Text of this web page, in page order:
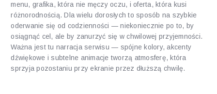
menu, grafika, która nie męczy oczu, i oferta, która kusi
różnorodnością. Dla wielu dorosłych to sposób na szybkie
oderwanie się od codzienności — niekoniecznie po to, by
osiągnąć cel, ale by zanurzyć się w chwilowej przyjemności.
Ważna jest tu narracja serwisu — spójne kolory, akcenty
dźwiękowe i subtelne animacje tworzą atmosferę, która
sprzyja pozostaniu przy ekranie przez dłuższą chwilę.